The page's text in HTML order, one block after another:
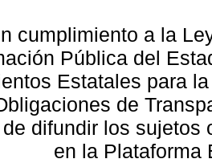
cumplimiento a la
Pública del
Estatales para
de
difundir los sujetos
en la Plataforma